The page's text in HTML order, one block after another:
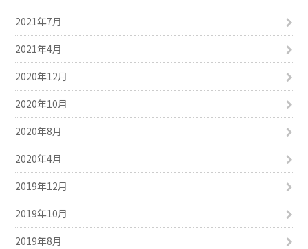
2021年7月
2021年4月
2020年12月
2020年10月
2020年8月
2020年4月
2019年12月
2019年10月
2019年8月